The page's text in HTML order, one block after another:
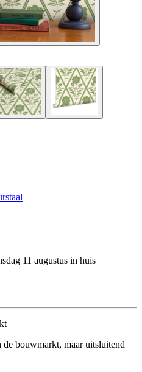
11 augustus in huis
bouwmarkt, maar uitsluitend